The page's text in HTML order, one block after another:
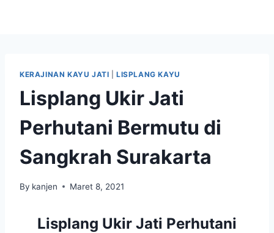
KERAJINAN KAYU JATI |LISPLANG KAYU
Lisplang Ukir Jati
Perhutani Bermutu di
Sangkrah Surakarta
By kanjen Maret 8, 2021
Lisplang Ukir Jati Perhutani